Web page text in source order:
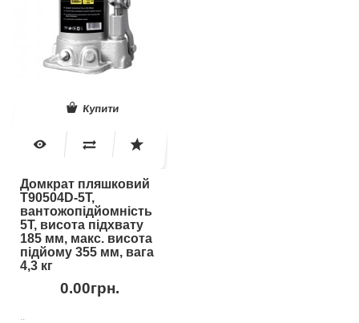
Купити
Домкрат пляшковий
T90504D-5T,
вантожопідйомність
5Т, висота підхвату
185 мм, макс. висота
підйому 355 мм, вага
4,3 кг
0.00грн.
..